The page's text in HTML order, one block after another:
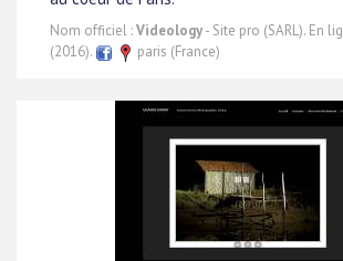
Nom officiel :Videology- Site pro (SARL). En
(2016).
paris (France)